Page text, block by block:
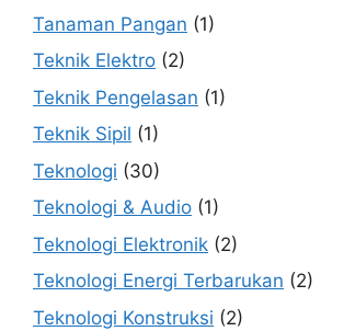
Tanaman Pangan (1)
Teknik Elektro (2)
Teknik Pengelasan (1)
Teknik Sipil (1)
Teknologi (30)
Teknologi & Audio (1)
Teknologi Elektronik (2)
Teknologi Energi Terbarukan (2)
Teknologi Konstruksi (2)